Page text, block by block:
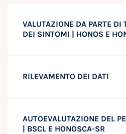
VALUTAZIONE DA PARTE DI
DEI SINTOMI | HONOS E
RILEVAMENTO DEI DATI
AUTOEVALUTAZIONE DEL
| BSCL E HONOSCA-SR